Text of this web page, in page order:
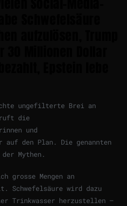
ungefilterte Brei an
die
und
auf den Plan. Die genannten
Mythen.
grosse Mengen an
Schwefelsäure wird dazu
Trinkwasser herzustellen –